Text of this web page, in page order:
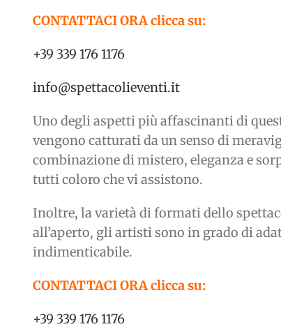
CONTATTACI ORA clicca su:
+39 339 176 1176
info@spettacolieventi.it
Uno degli aspetti più affascinanti di
vengono catturati da un senso di
combinazione di mistero, eleganza e
tutti coloro che vi assistono.
Inoltre, la varietà di formati dello
all’aperto, gli artisti sono in grado di
indimenticabile.
CONTATTACI ORA clicca su:
+39 339 176 1176